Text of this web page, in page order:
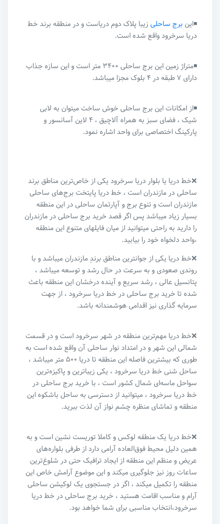
◾️این برج ساحلی زیبا پلاک دوم دریاست و در منطقه برند خط
دریا سرخرود واقع شده است.
◾️متراژ زمین این برج ساحلی ۳۴۰۰ متر است و این سازه جذاب
دارای ۷ طبقه در ۴ بلوک مجزا میباشد.
◾️از امکانات این برج ساحلی خوش ساخت میتوان به لابی
شیک ، فضای سبز به همراه آلاچیق ، ۴ لاین آسانسور و
پارکینگ اختصاصی برای واحد اشاره نمود.
❌خط دریا یا بلوار دریا سرخرود یکی از خاص‌ترین مناطق برند
ساحلی در مازندران است ، خط دریا پایتخت برج‌های ساحلی
مازندران است و تنوع برج و آپارتمان ساحلی در این منطقه
بسیار زیاد میباشد پس اگر قصد خرید برج ساحلی در مازندران
را دارید به راحتی میتوانید از میان فایلهای متنوع این منطقه
،واحد دلخواه خود را بیابید.
❌خط دریا یکی از جوانترین مناطق برندِ مازندران میباشد و با
روندی صعودی و به سرعت در حال رشد و‌ توسعه میباشد ،
پتانسیل عالی ، رشد سریع و آینده درخشان این منطقه باعث
شده تا خرید برج ساحلی در خط دریا سرخرود ، از جهت
سرمایه گذاری نیز اقدامی هوشمندانه باشد.
❌خط دریا مهم‌ترین منطقه در شهر سرخرود است و در قسمت
شمالی این شهر و در امتداد نوار ساحلی آن واقع شده است به
طوری که بیشترین فاصله این منطقه تا دریا ۵۰۰ متر میباشد ،
ساحل شنی خط دریا سرخرود ، یکی زیباترین و پاکیزه‌ترین
سواحل ماسه‌ای شمال کشور است ، با خرید برج ساحلی در
خط دریا سرخرود ، میتوانید از دسترسی به ساحل باشکوه این
منطقه و تماشای منظره چشم نواز آن لذت ببرید.
❌خط دریا یک منطقه لوکس و کاملا توریست نشین است و به
همین دلیل محیط فوق‌العاده آرامی دارد از طرفی بلواره‌های
عریض و منظم این منطقه از ایجاد ترافیک حتی در شلوغ‌ترین
ساعات روز نیز جلوگیری میکند و این موضوع آرامش خاص این
منطقه را تکمیل میکند ، اگر در جستجوی یک لوکیشن ساحلی
آرام و مناسب اقامت هستید ، خرید برج ساحلی در خط دریا
سرخرود،انتخاب مناسبی برای شما خواهد بود.